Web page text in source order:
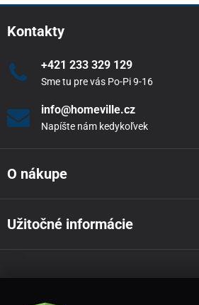
Kontakty
+421 233 329 129
Sme tu pre vás Po-Pi 9-16
info@homeville.cz
Napíšte nám kedykoľvek
O nákupe
Užitočné informácie